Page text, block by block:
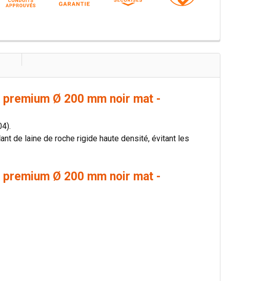
Ø 200 mm noir mat -
de laine de roche rigide haute densité, évitant les
Ø 200 mm noir mat -